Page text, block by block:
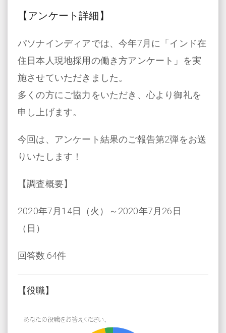
【アンケート詳細】
パソナインディアでは、今年7月に「インド在
住日本人現地採用の働き方アンケート」
を実
施させていただきました。
多くの方にご協力をいただき、心より御礼を
申し上げます。
今回は、アンケート結果のご報告第2弾をお送
りいたします！
【調査概要】
2020年7月14日（火）～2020年7月26日
（日）
回答数:64件
【役職】